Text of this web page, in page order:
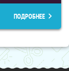
ПОДРОБНЕЕ